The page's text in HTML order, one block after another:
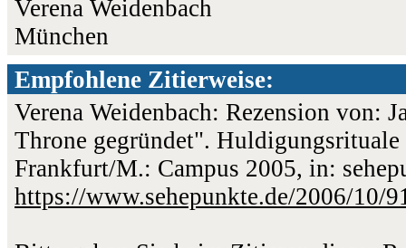
Verena Weidenbach
München
Empfohlene Zitierweise:
Verena Weidenbach: Rezension von:
Throne gegründet".
Frankfurt/M.: Campus 2005, in:
https://www.sehepunkte.de/2006/10/